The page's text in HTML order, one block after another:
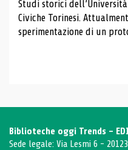
Studi storici
Civiche Torinesi.
sperimentazione di un
Biblioteche oggi Trends -
Sede legale: Via Lesmi 6 -